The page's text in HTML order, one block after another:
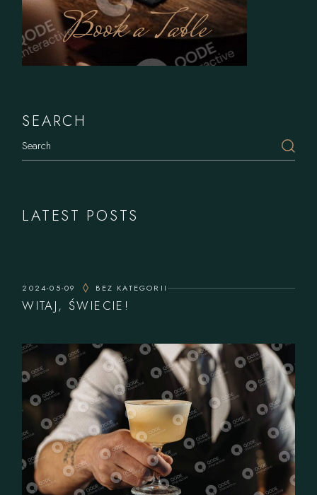
Book a Table
SEARCH
LATEST POSTS
2024-05-09 BEZ KATEGORII
WITAJ, ŚWIECIE!